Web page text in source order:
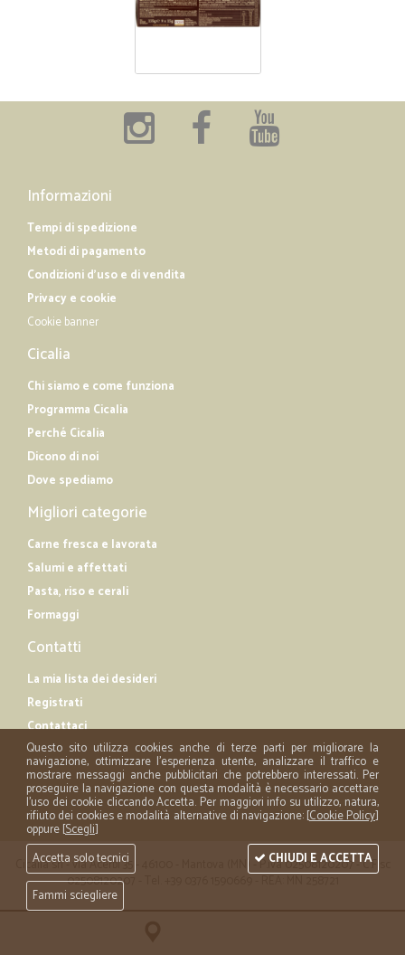
Informazioni
Tempi di spedizione
Metodi di pagamento
Condizioni d'uso e di vendita
Privacy e cookie
Cookie banner
Cicalia
Chi siamo e come funziona
Programma Cicalia
Perché Cicalia
Dicono di noi
Dove spediamo
Migliori categorie
Carne fresca e lavorata
Salumi e affettati
Pasta, riso e cerali
Formaggi
Contatti
La mia lista dei desideri
Registrati
Contattaci
Cicalia srl - via Acerbi 35 - 46100 - Mantova (MN) - P.iva 02508120207 - C.Fisc
02508120207 - Tel. +39 0376 1590669 - REA: MN 258721
Questo sito utilizza cookies anche di terze parti per migliorare la
navigazione, ottimizzare l'esperienza utente, analizzare il traffico e
mostrare messaggi anche pubblicitari che potrebbero interessati. Per
proseguire la navigazione con questa modalità è necessario accettare
l'uso dei cookie cliccando Accetta. Per maggiori info su utilizzo, natura,
rifiuto dei cookies e modalità alternative di navigazione: [Cookie Policy]
oppure [Scegli]
Accetta solo tecnici
Fammi sciegliere
CHIUDI E ACCETTA